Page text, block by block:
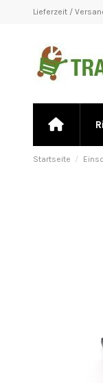
Lieferzeit /
Startseite